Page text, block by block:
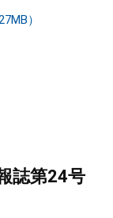
）
誌第24号